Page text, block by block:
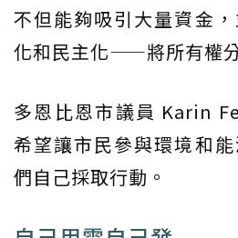
不但能夠吸引大量資金
化和民主化——將所有權
多恩比恩市議員 Karin
希望讓市民參與環境和
們自己採取行動。